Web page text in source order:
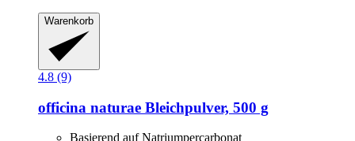
Warenkorb
4.8 (9)
officina naturae Bleichpulver, 500 g
Basierend auf Natriumpercarbonat